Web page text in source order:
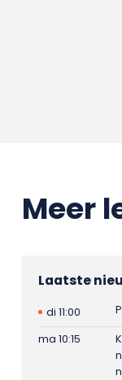
Meer
Laatste
di 11:00
ma 10:15